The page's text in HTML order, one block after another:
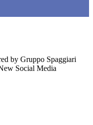
by Gruppo Spaggiari
Social Media